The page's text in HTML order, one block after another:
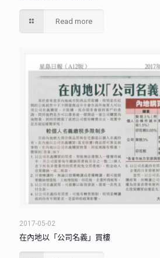
Read more
2017-05-02
在內地以「公司名義」買樓